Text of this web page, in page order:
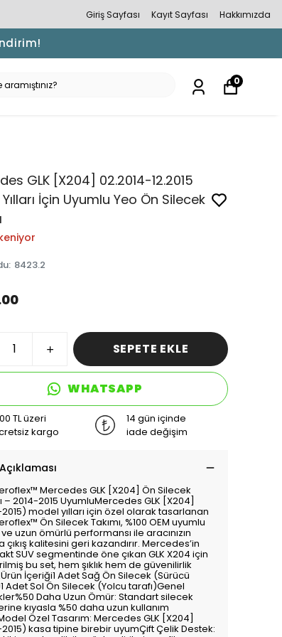
Giriş Sayfası Kayıt Sayfası Hakkımızda
0
GLK [X204] 02.2014-12.2015
İçin Uyumlu Yeo Ön Silecek
: 8423.2
SEPETE EKLE
WHATSAPP
TL üzeri
kargo
14 gün içinde
iade değişim
Mercedes GLK [X204] Ön Silecek
– 2014-2015 UyumluMercedes GLK [X204]
model yılları için özel olarak tasarlanan
Ön Silecek Takımı, %100 OEM uyumlu
ve uzun ömürlü performansı ile aracınızın
çıkış kalitesini geri kazandırır. Mercedes’in
SUV segmentinde öne çıkan GLK X204 için
bu set, hem şıklık hem de güvenilirlik
İçeriği1 Adet Sağ Ön Silecek (Sürücü
Adet Sol Ön Silecek (Yolcu tarafı)Genel
Daha Uzun Ömür: Standart silecek
kıyasla %50 daha uzun kullanım
Özel Tasarım: Mercedes GLK [X204]
kasa tipine birebir uyumÇift Çelik Destek: